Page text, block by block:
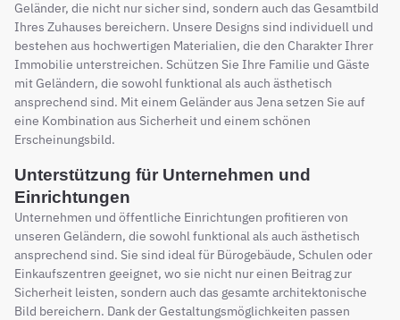
Geländer, die nicht nur sicher sind, sondern auch das Gesamtbild
Ihres Zuhauses bereichern. Unsere Designs sind individuell und
bestehen aus hochwertigen Materialien, die den Charakter Ihrer
Immobilie unterstreichen. Schützen Sie Ihre Familie und Gäste
mit Geländern, die sowohl funktional als auch ästhetisch
ansprechend sind. Mit einem Geländer aus Jena setzen Sie auf
eine Kombination aus Sicherheit und einem schönen
Erscheinungsbild.
Unterstützung für Unternehmen und
Einrichtungen
Unternehmen und öffentliche Einrichtungen profitieren von
unseren Geländern, die sowohl funktional als auch ästhetisch
ansprechend sind. Sie sind ideal für Bürogebäude, Schulen oder
Einkaufszentren geeignet, wo sie nicht nur einen Beitrag zur
Sicherheit leisten, sondern auch das gesamte architektonische
Bild bereichern. Dank der Gestaltungsmöglichkeiten passen